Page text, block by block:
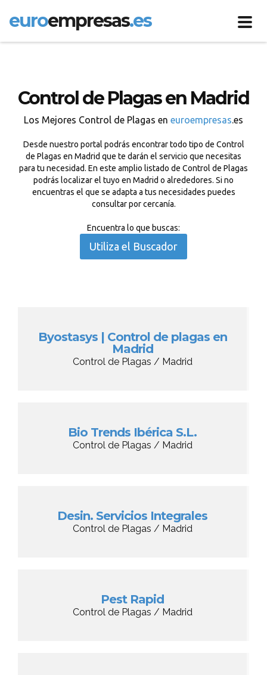
euroempresas.es
Control de Plagas en Madrid
Los Mejores Control de Plagas en euroempresas.es
Desde nuestro portal podrás encontrar todo tipo de Control
de Plagas en Madrid que te darán el servicio que necesitas
para tu necesidad. En este amplio listado de Control de Plagas
podrás localizar el tuyo en Madrid o alrededores. Si no
encuentras el que se adapta a tus necesidades puedes
consultar por cercanía.
Encuentra lo que buscas:
Utiliza el Buscador
Byostasys | Control de plagas en
Madrid
Control de Plagas / Madrid
Bio Trends Ibérica S.L.
Control de Plagas / Madrid
Desin. Servicios Integrales
Control de Plagas / Madrid
Pest Rapid
Control de Plagas / Madrid